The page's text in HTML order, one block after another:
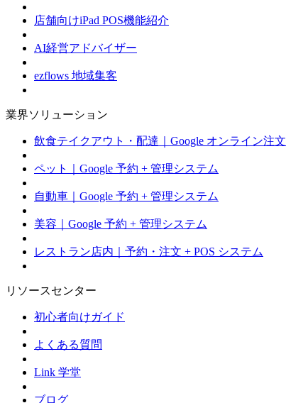
店舗向けiPad POS機能紹介
AI経営アドバイザー
ezflows 地域集客
業界ソリューション
飲食テイクアウト・配達｜Google オンライン注文
ペット｜Google 予約 + 管理システム
自動車｜Google 予約 + 管理システム
美容｜Google 予約 + 管理システム
レストラン店内｜予約・注文 + POS システム
リソースセンター
初心者向けガイド
よくある質問
Link 学堂
ブログ